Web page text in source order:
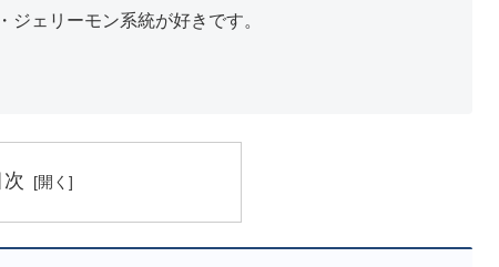
ジェリーモン系統が好きです。